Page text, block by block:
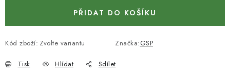
NÁSTROJE PRO FRÉZOVÁNÍ
NÁSTROJE PRO ŘEZÁNÍ KOVU
POTŘEBUJI DOBRÝ STROJ
PŘIDAT DO KOŠÍKU
Kód zboží: Zvolte variantu Značka:GSP
Tisk Hlídat Sdílet